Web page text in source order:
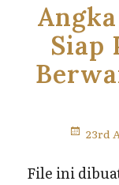
Siap
23rd
File ini